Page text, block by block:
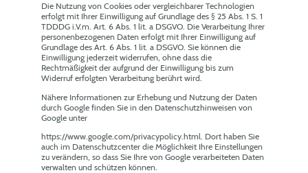
Die Nutzung von Cookies oder vergleichbarer Technologien
erfolgt mit Ihrer Einwilligung auf Grundlage des § 25 Abs. 1 S. 1
TDDDG i.V.m. Art. 6 Abs. 1 lit. a DSGVO. Die Verarbeitung Ihrer
personenbezogenen Daten erfolgt mit Ihrer Einwilligung auf
Grundlage des Art. 6 Abs. 1 lit. a DSGVO. Sie können die
Einwilligung jederzeit widerrufen, ohne dass die
Rechtmäßigkeit der aufgrund der Einwilligung bis zum
Widerruf erfolgten Verarbeitung berührt wird.
Nähere Informationen zur Erhebung und Nutzung der Daten
durch Google finden Sie in den Datenschutzhinweisen von
Google unter
https://www.google.com/privacypolicy.html. Dort haben Sie
auch im Datenschutzcenter die Möglichkeit Ihre Einstellungen
zu verändern, so dass Sie Ihre von Google verarbeiteten Daten
verwalten und schützen können.